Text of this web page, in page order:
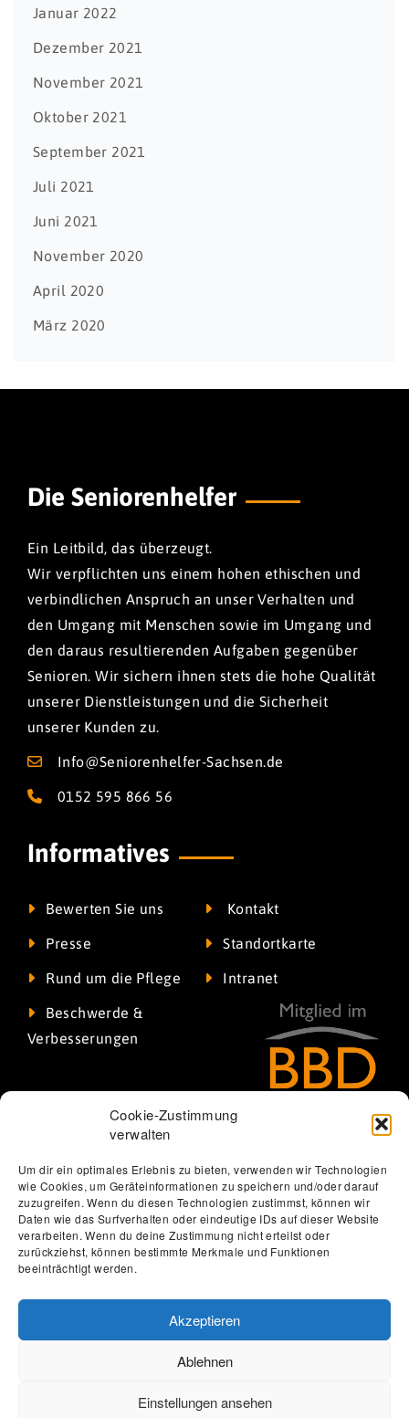
Cookie-Zustimmung
verwalten
Um dir ein optimales Erlebnis zu bieten, verwenden wir Technologien
wie Cookies, um Geräteinformationen zu speichern und/oder darauf
zuzugreifen. Wenn du diesen Technologien zustimmst, können wir
Daten wie das Surfverhalten oder eindeutige IDs auf dieser Website
verarbeiten. Wenn du deine Zustimmung nicht erteilst oder
zurückziehst, können bestimmte Merkmale und Funktionen
beeinträchtigt werden.
Akzeptieren
Ablehnen
Einstellungen ansehen
Januar 2022
Dezember 2021
November 2021
Oktober 2021
September 2021
Juli 2021
Juni 2021
November 2020
April 2020
März 2020
Die Seniorenhelfer
Ein Leitbild, das überzeugt.
Wir verpflichten uns einem hohen ethischen und
verbindlichen Anspruch an unser Verhalten und
den Umgang mit Menschen sowie im Umgang und
den daraus resultierenden Aufgaben gegenüber
Senioren. Wir sichern ihnen stets die hohe Qualität
unserer Dienstleistungen und die Sicherheit
unserer Kunden zu.
Info@Seniorenhelfer-Sachsen.de
0152 595 866 56
Informatives
Bewerten Sie uns Kontakt
Presse Standortkarte
Rund um die Pflege Intranet
Beschwerde &
Verbesserungen
Thomas Löbel | The Web Designer
Datenschutzerklärung
Impressum
Förderung Jobs Kontakt